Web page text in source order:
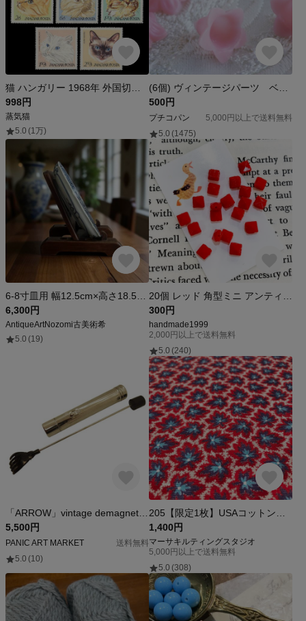
998円
蒸気猫
5.0 (1万)
500円
プチコパン
5,000円以上で送料無料
5.0 (1475)
6,300円
AntiqueArtNozomi古美術希
5.0 (19)
300円
handmade1999
2,000円以上で送料無料
5.0 (240)
5,500円
PANIC ART MARKET
送料無料
5.0 (10)
1,400円
マーサキルティングスタジオ
5,000円以上で送料無料
5.0 (308)